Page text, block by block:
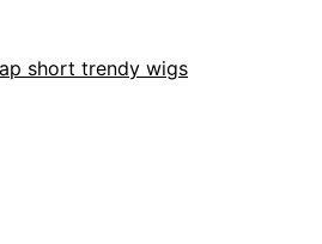
short trendy wigs